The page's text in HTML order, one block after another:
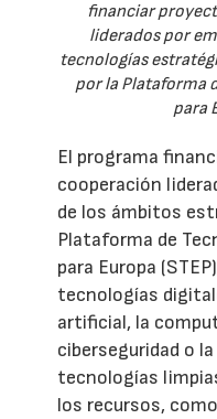
financiar
liderados por
tecnologías
por la Plataforma
para
El programa
cooperación
de los ámbitos
Plataforma de
para Europa
tecnologías
artificial, la
ciberseguridad o
tecnologías
los recursos,